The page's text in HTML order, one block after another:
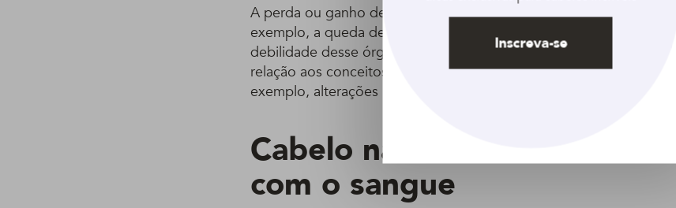
A perda ou ganho de cabelos corresponde ao estado do rim”,
exemplo, a queda de cabelos associada ao envelhecimento tem
debilidade desse órgão.Mas o especialista faz uma ressalva:
relação aos conceitos da medicina chinesa, não implica que o
exemplo, alterações nas funções hepáticas de acordo com a
Cabelo na medicina
com o sangue
Inscreva-se